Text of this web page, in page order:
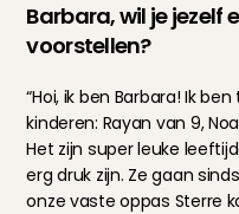
Barbara, wil je jezelf
voorstellen?
“Hoi, ik ben Barbara! Ik
kinderen: Rayan van 9,
Het zijn super leuke
erg druk zijn. Ze gaan
onze vaste oppas Sterre